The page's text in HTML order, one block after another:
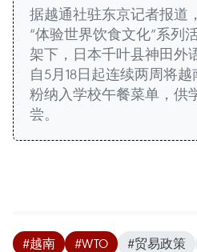
据越通社驻东京记者报道
“体验世界饮食文化”系列
架下，日本千叶县神田外
自5月18日起连续两周将越
粉纳入学校午餐菜单，供
尝。
#越南 #WTO #贸易政策